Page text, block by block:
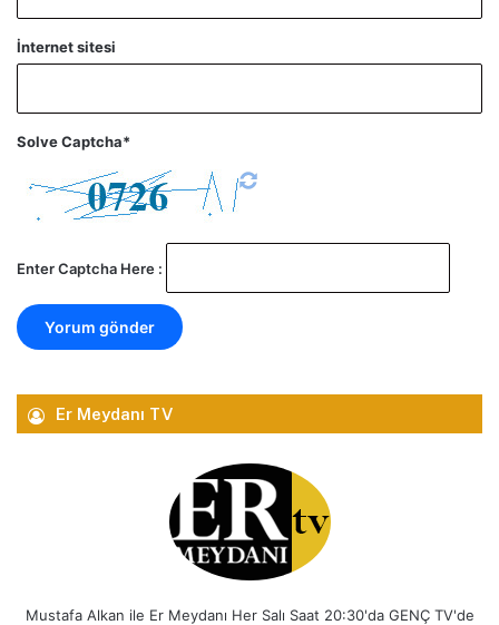
İnternet sitesi
Solve Captcha*
Enter Captcha Here :
Er Meydanı TV
Mustafa Alkan ile Er Meydanı Her Salı Saat 20:30'da GENÇ TV'de